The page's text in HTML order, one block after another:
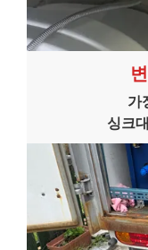
가
싱크